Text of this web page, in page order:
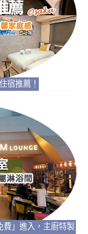
宿推薦！
費」進入，主廚特製